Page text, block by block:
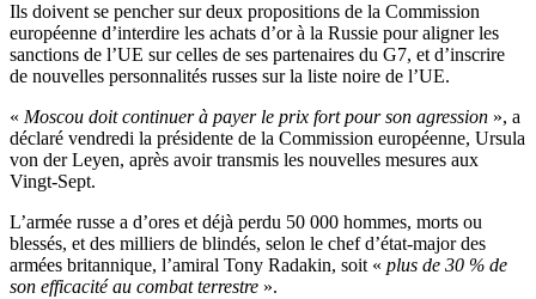
Ils doivent se pencher sur deux propositions de la Commission
européenne d’interdire les achats d’or à la Russie pour aligner les
sanctions de l’UE sur celles de ses partenaires du G7, et d’inscrire
de nouvelles personnalités russes sur la liste noire de l’UE.
« Moscou doit continuer à payer le prix fort pour son agression », a
déclaré vendredi la présidente de la Commission européenne, Ursula
von der Leyen, après avoir transmis les nouvelles mesures aux
Vingt-Sept.
L’armée russe a d’ores et déjà perdu 50 000 hommes, morts ou
blessés, et des milliers de blindés, selon le chef d’état-major des
armées britannique, l’amiral Tony Radakin, soit « plus de 30 % de
son efficacité au combat terrestre ».